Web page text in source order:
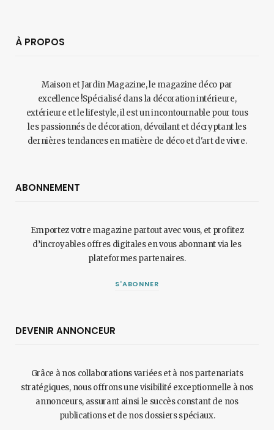
À PROPOS
Maison et Jardin Magazine, le magazine déco par
excellence !Spécialisé dans la décoration intérieure,
extérieure et le lifestyle, il est un incontournable pour tous
les passionnés de décoration, dévoilant et décryptant les
dernières tendances en matière de déco et d'art de vivre.
ABONNEMENT
Emportez votre magazine partout avec vous, et profitez
d’incroyables offres digitales en vous abonnant via les
plateformes partenaires.
S'ABONNER
DEVENIR ANNONCEUR
Grâce à nos collaborations variées et à nos partenariats
stratégiques, nous offrons une visibilité exceptionnelle à nos
annonceurs, assurant ainsi le succès constant de nos
publications et de nos dossiers spéciaux.